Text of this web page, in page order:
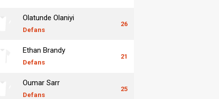
Olatunde Olaniyi
Defans
26
Ethan Brandy
Defans
21
Oumar Sarr
Defans
25